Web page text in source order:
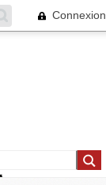
Connexion